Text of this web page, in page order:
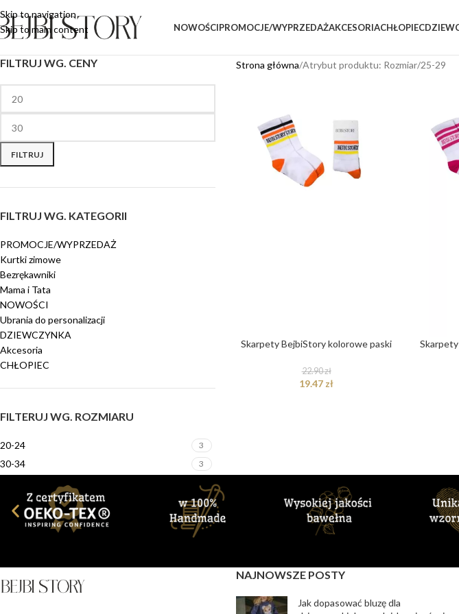
Skip to navigation
Skip to main content
NOWOŚCIPROMOCJE/WYPRZEDAŻAKCESORIACHŁOPIEC
FILTRUJ WG. CENY
FILTRUJ
FILTRUJ WG. KATEGORII
PROMOCJE/WYPRZEDAŻ
Kurtki zimowe
Bezrękawniki
Mama i Tata
NOWOŚCI
Ubrania do personalizacji
DZIEWCZYNKA
Akcesoria
CHŁOPIEC
FILTERUJ WG. ROZMIARU
20-24 3
30-34 3
Strona główna Atrybut produktu: Rozmiar 25-29
Skarpety BejbiStory kolorowe paski
22.90zł
19.47 zł
NAJNOWSZE POSTY
Jak dopasować bluzę dla